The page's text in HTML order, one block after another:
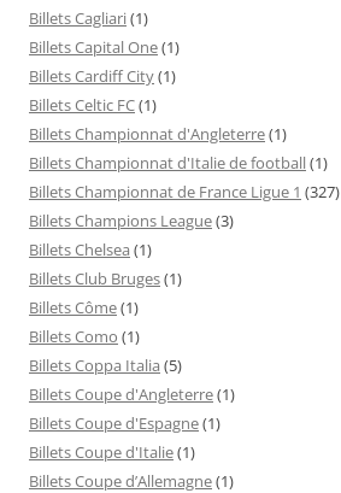
Billets Cagliari(1)
Billets Capital One(1)
Billets Cardiff City(1)
Billets Celtic FC(1)
Billets Championnat d'Angleterre(1)
Billets Championnat d'Italie de football(1)
Billets Championnat de France Ligue 1 (327)
Billets Champions League(3)
Billets Chelsea (1)
Billets Club Bruges(1)
Billets Côme(1)
Billets Como (1)
Billets Coppa Italia (5)
Billets Coupe d'Angleterre(1)
Billets Coupe d'Espagne(1)
Billets Coupe d'Italie(1)
Billets Coupe d’Allemagne(1)